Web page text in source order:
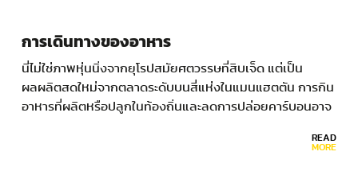
การเดินทางของอาหาร
นี่ไม่ใช่ภาพหุ่นนิ่งจากยุโรปสมัยศตวรรษที่สิบเจ็ด แต่เป็น
ผลผลิตสดใหม่จากตลาดระดับบนสี่แห่งในแมนแฮตตัน การกิน
อาหารที่ผลิตหรือปลูกในท้องถิ่นและลดการปล่อยคาร์บอนอาจ
มายังมหานครนิวยอร์ก บางชนิดเดินทางมาไกลเกือบ 15,000
READ
MORE